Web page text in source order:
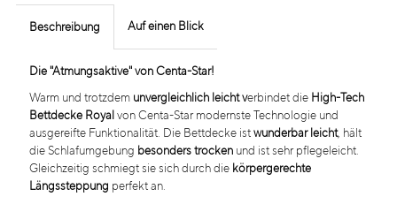
Beschreibung Auf einen Blick
Die "Atmungsaktive" von Centa-Star!
Warm und trotzdem unvergleichlich leicht verbindet die High-Tech
Bettdecke Royalvon Centa-Star modernste Technologie und
ausgereifte Funktionalität. Die Bettdecke istwunderbar leicht, hält
die Schlafumgebung besonders trockenund ist sehr pflegeleicht.
Gleichzeitig schmiegt sie sich durch die körpergerechte
Längssteppung perfekt an.